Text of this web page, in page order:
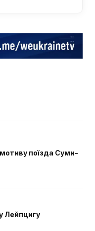
поїзда Суми-
Лейпцигу